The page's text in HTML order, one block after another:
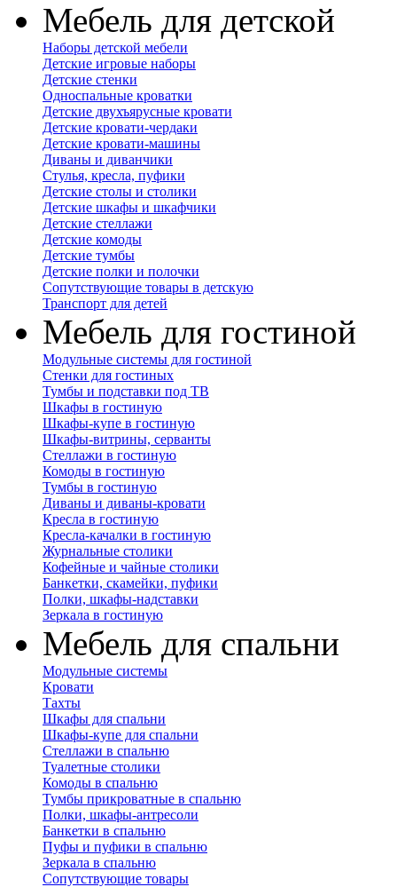
Мебель для детской
Наборы детской мебели
Детские игровые наборы
Детские стенки
Односпальные кроватки
Детские двухъярусные кровати
Детские кровати-чердаки
Детские кровати-машины
Диваны и диванчики
Стулья, кресла, пуфики
Детские столы и столики
Детские шкафы и шкафчики
Детские стеллажи
Детские комоды
Детские тумбы
Детские полки и полочки
Сопутствующие товары в детскую
Транспорт для детей
Мебель для гостиной
Модульные системы для гостиной
Стенки для гостиных
Тумбы и подставки под ТВ
Шкафы в гостиную
Шкафы-купе в гостиную
Шкафы-витрины, серванты
Стеллажи в гостиную
Комоды в гостиную
Тумбы в гостиную
Диваны и диваны-кровати
Кресла в гостиную
Кресла-качалки в гостиную
Журнальные столики
Кофейные и чайные столики
Банкетки, скамейки, пуфики
Полки, шкафы-надставки
Зеркала в гостиную
Мебель для спальни
Модульные системы
Кровати
Тахты
Шкафы для спальни
Шкафы-купе для спальни
Стеллажи в спальню
Туалетные столики
Комоды в спальню
Тумбы прикроватные в спальню
Полки, шкафы-антресоли
Банкетки в спальню
Пуфы и пуфики в спальню
Зеркала в спальню
Сопутствующие товары